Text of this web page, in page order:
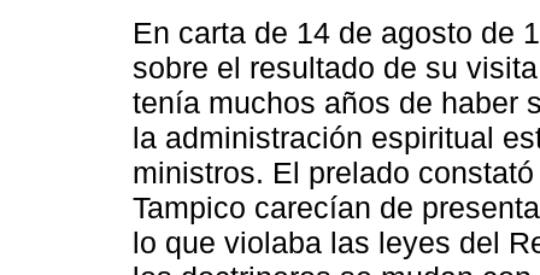
En carta de 14 de agosto de
sobre el resultado de su
tenía muchos años de haber
la administración espiritual
ministros. El prelado
Tampico carecían de
lo que violaba las leyes del